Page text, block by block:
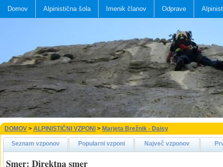
Domov Alpinistična šola Imenik članov Odprave
DOMOV > ALPINISTIČNI VZPONI > Marjeta Brežnik - Daisy
Seznam vzponov Popularni vzponi Največ vzponov
Smer: Direktna smer